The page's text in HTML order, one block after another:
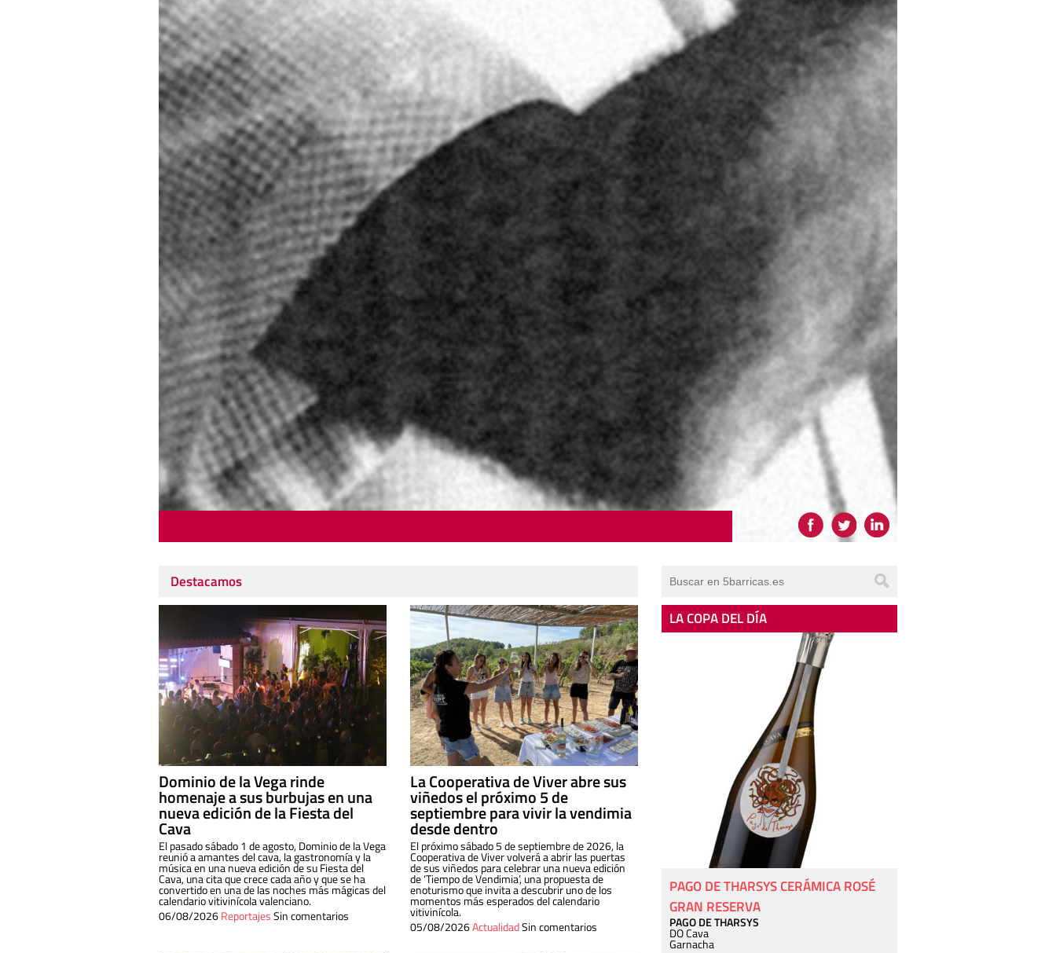
Destacamos
Dominio de la Vega rinde
homenaje a sus burbujas en una
nueva edición de la Fiesta del
Cava
El pasado sábado 1 de agosto, Dominio de la Vega
reunió a amantes del cava, la gastronomía y la
música en una nueva edición de su Fiesta del
Cava, una cita que crece cada año y que se ha
convertido en una de las noches más mágicas del
calendario vitivinícola valenciano.
06/08/2026ReportajesSin comentarios
La Cooperativa de Viver abre sus
viñedos el próximo 5 de
septiembre para vivir la vendimia
desde dentro
El próximo sábado 5 de septiembre de 2026, la
Cooperativa de Viver volverá a abrir las puertas
de sus viñedos para celebrar una nueva edición
de ‘Tiempo de Vendimia’, una propuesta de
enoturismo que invita a descubrir uno de los
momentos más esperados del calendario
vitivinícola.
05/08/2026ActualidadSin comentarios
LA COPA DEL DÍA
PAGO DE THARSYS CERÁMICA ROSÉ
GRAN RESERVA
PAGO DE THARSYS
DO Cava
Garnacha